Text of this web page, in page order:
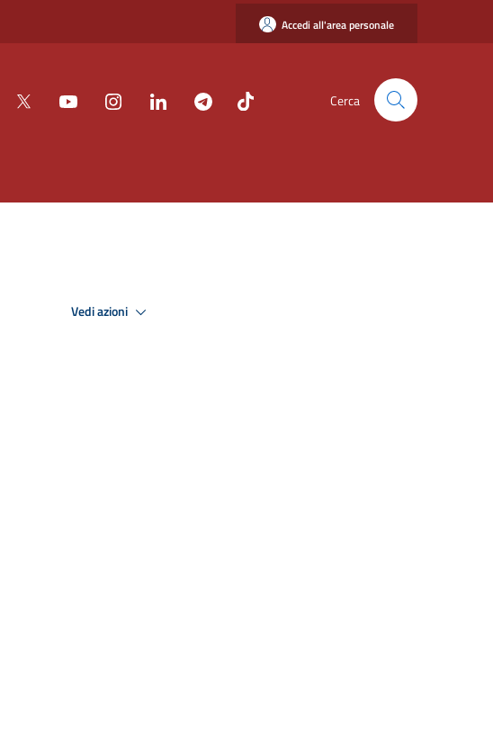
Accedi all'area personale
Cerca
Vedi azioni